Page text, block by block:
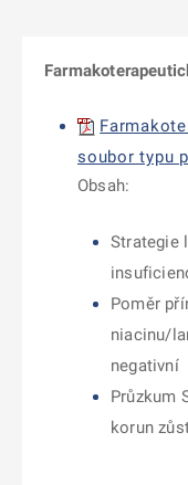
soubor typu
Obsah:
Strategie
Poměr
niacinu/
negativní
Průzkum
korun